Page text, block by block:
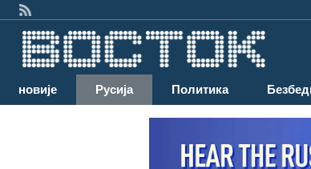
Најновије Русија Политика